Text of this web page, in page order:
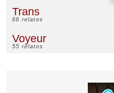
Trans
66 relatos
Voyeur
55 relatos